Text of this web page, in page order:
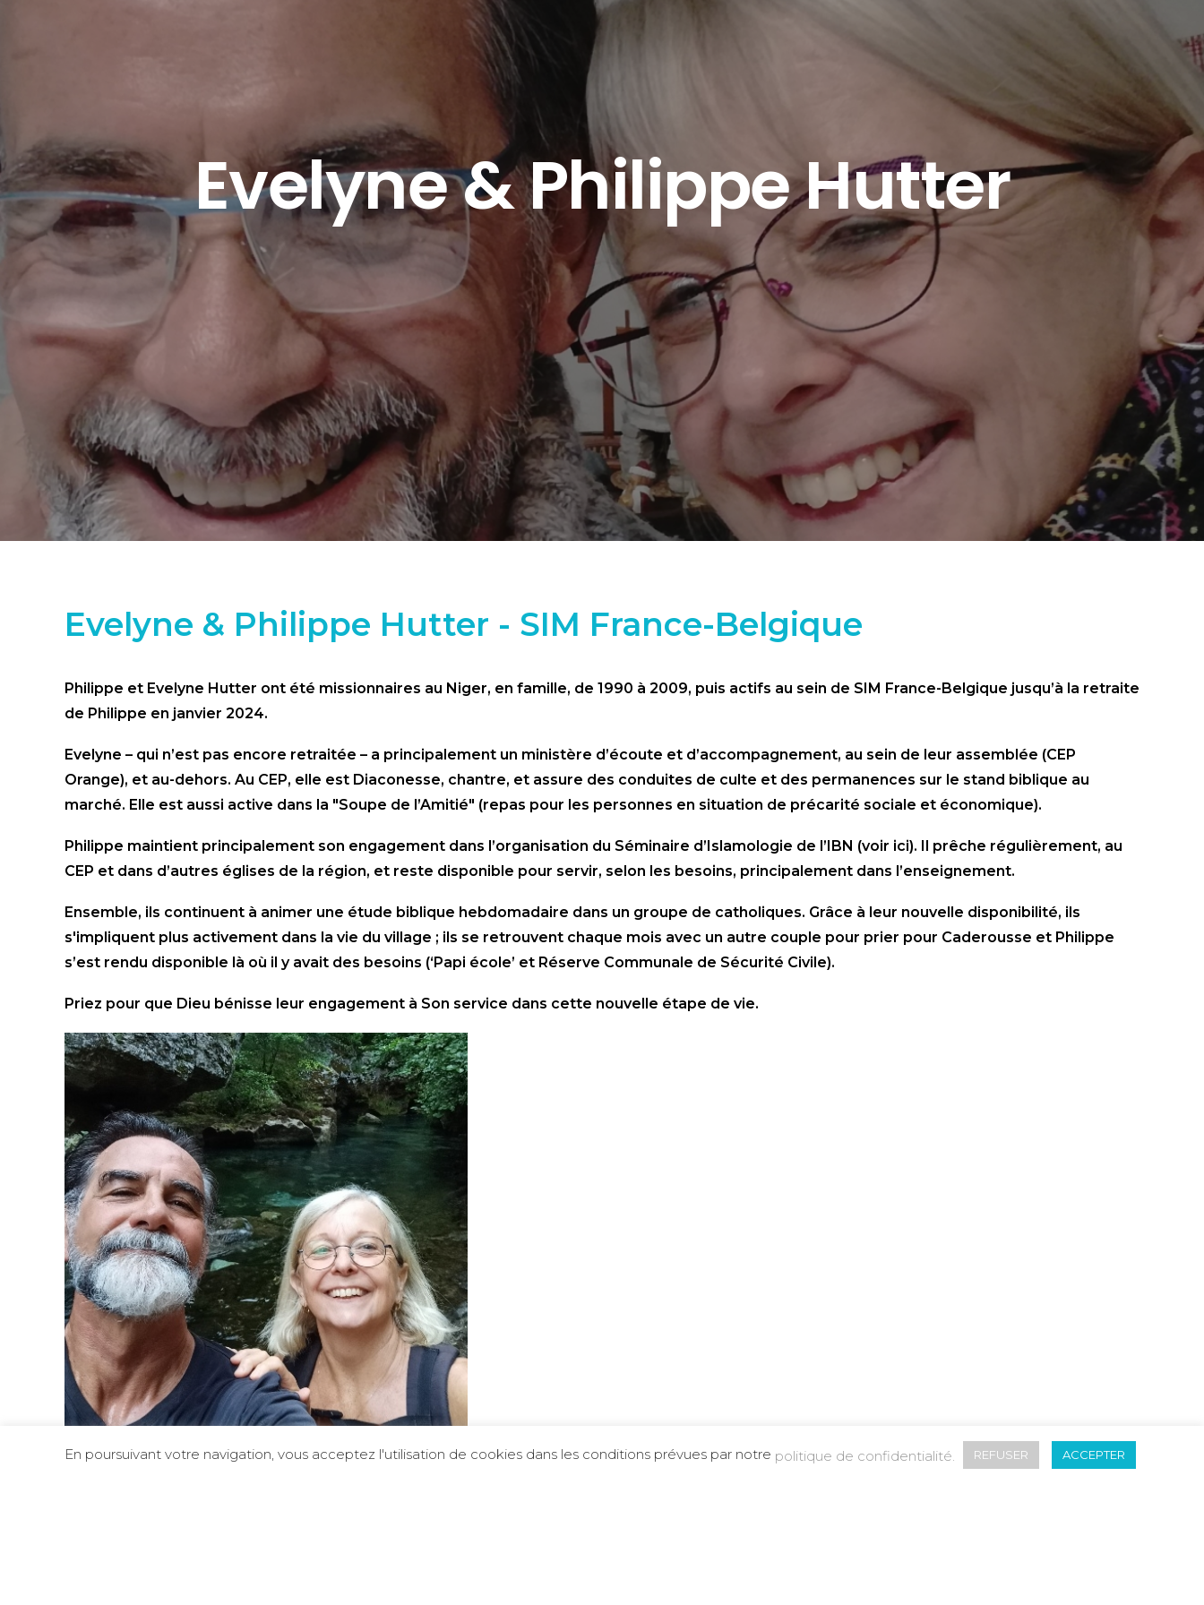
Evelyne & Philippe Hutter
Evelyne & Philippe Hutter - SIM France-Belgique
Philippe et Evelyne Hutter ont été missionnaires au Niger, en famille, de 1990 à 2009, puis actifs au sein de SIM France-Belgique jusqu’à la retraite
de Philippe en janvier 2024.
Evelyne – qui n’est pas encore retraitée – a principalement un ministère d’écoute et d’accompagnement, au sein de leur assemblée (CEP
Orange), et au-dehors. Au CEP, elle est Diaconesse, chantre, et assure des conduites de culte et des permanences sur le stand biblique au
marché. Elle est aussi active dans la "Soupe de l’Amitié" (repas pour les personnes en situation de précarité sociale et économique).
Philippe maintient principalement son engagement dans l’organisation du Séminaire d’Islamologie de l’IBN (voir ici). Il prêche régulièrement, au
CEP et dans d’autres églises de la région, et reste disponible pour servir, selon les besoins, principalement dans l’enseignement.
Ensemble, ils continuent à animer une étude biblique hebdomadaire dans un groupe de catholiques. Grâce à leur nouvelle disponibilité, ils
s'impliquent plus activement dans la vie du village ; ils se retrouvent chaque mois avec un autre couple pour prier pour Caderousse et Philippe
s’est rendu disponible là où il y avait des besoins (‘Papi école’ et Réserve Communale de Sécurité Civile).
Priez pour que Dieu bénisse leur engagement à Son service dans cette nouvelle étape de vie.
En poursuivant votre navigation, vous acceptez l'utilisation de cookies dans les conditions prévues par notre politique de confidentialité. REFUSER ACCEPTER